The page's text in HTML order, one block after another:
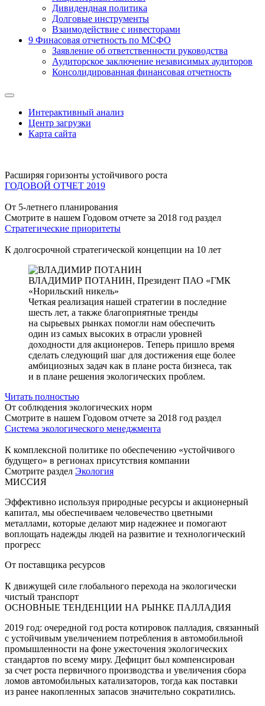
Дивидендная политика
Долговые инструменты
Взаимодействие с инвеcторами
9 Финасовая отчетность по МСФО
Заявление об ответственности руководства
Аудиторское заключение независимых аудиторов
Консолидированная финансовая отчетность
Интерактивный анализ
Центр загрузки
Карта сайта
Расширяя горизонты устойчивого роста
ГОДОВОЙ ОТЧЕТ 2019
От 5-летнего планирования
Смотрите в нашем Годовом отчете за 2018 год раздел
Стратегические приоритеты
К долгосрочной стратегической концепции на 10 лет
ВЛАДИМИР ПОТАНИН, Президент ПАО «ГМК
«Норильский никель»
Четкая реализация нашей стратегии в последние
шесть лет, а также благоприятные тренды
на сырьевых рынках помогли нам обеспечить
один из самых высоких в отрасли уровней
доходности для акционеров. Теперь пришло время
сделать следующий шаг для достижения еще более
амбициозных задач как в плане роста бизнеса, так
и в плане решения экологических проблем.
Читать полностью
От соблюдения экологических норм
Смотрите в нашем Годовом отчете за 2018 год раздел
Система экологического менеджмента
К комплексной политике по обеспечению «устойчивого
будущего» в регионах присутствия компании
Смотрите раздел Экология
МИССИЯ
Эффективно используя природные ресурсы и акционерный
капитал, мы обеспечиваем человечество цветными
металлами, которые делают мир надежнее и помогают
воплощать надежды людей на развитие и технологический
прогресс
От поставщика ресурсов
К движущей силе глобального перехода на экологически
чистый транспорт
ОСНОВНЫЕ ТЕНДЕНЦИИ НА РЫНКЕ ПАЛЛАДИЯ
2019 год: очередной год роста котировок палладия, связанный
с устойчивым увеличением потребления в автомобильной
промышленности на фоне ужесточения экологических
стандартов по всему миру. Дефицит был компенсирован
за счет роста первичного производства и увеличения сбора
ломов автомобильных катализаторов, тогда как поставки
из ранее накопленных запасов значительно сократились.